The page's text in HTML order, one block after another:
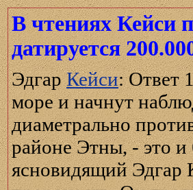
В чтениях Кейси
датируется
ЭдгарКейси: Ответ
море и начнут
диаметрально
районе Этны, - это
ясновидящий Эдгар